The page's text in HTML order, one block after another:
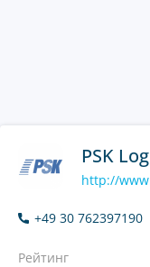
PSK
http://
+49 30 762397190
Рейтинг